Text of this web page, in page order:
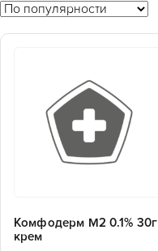
Комфодерм М2 0.1% 30г
крем